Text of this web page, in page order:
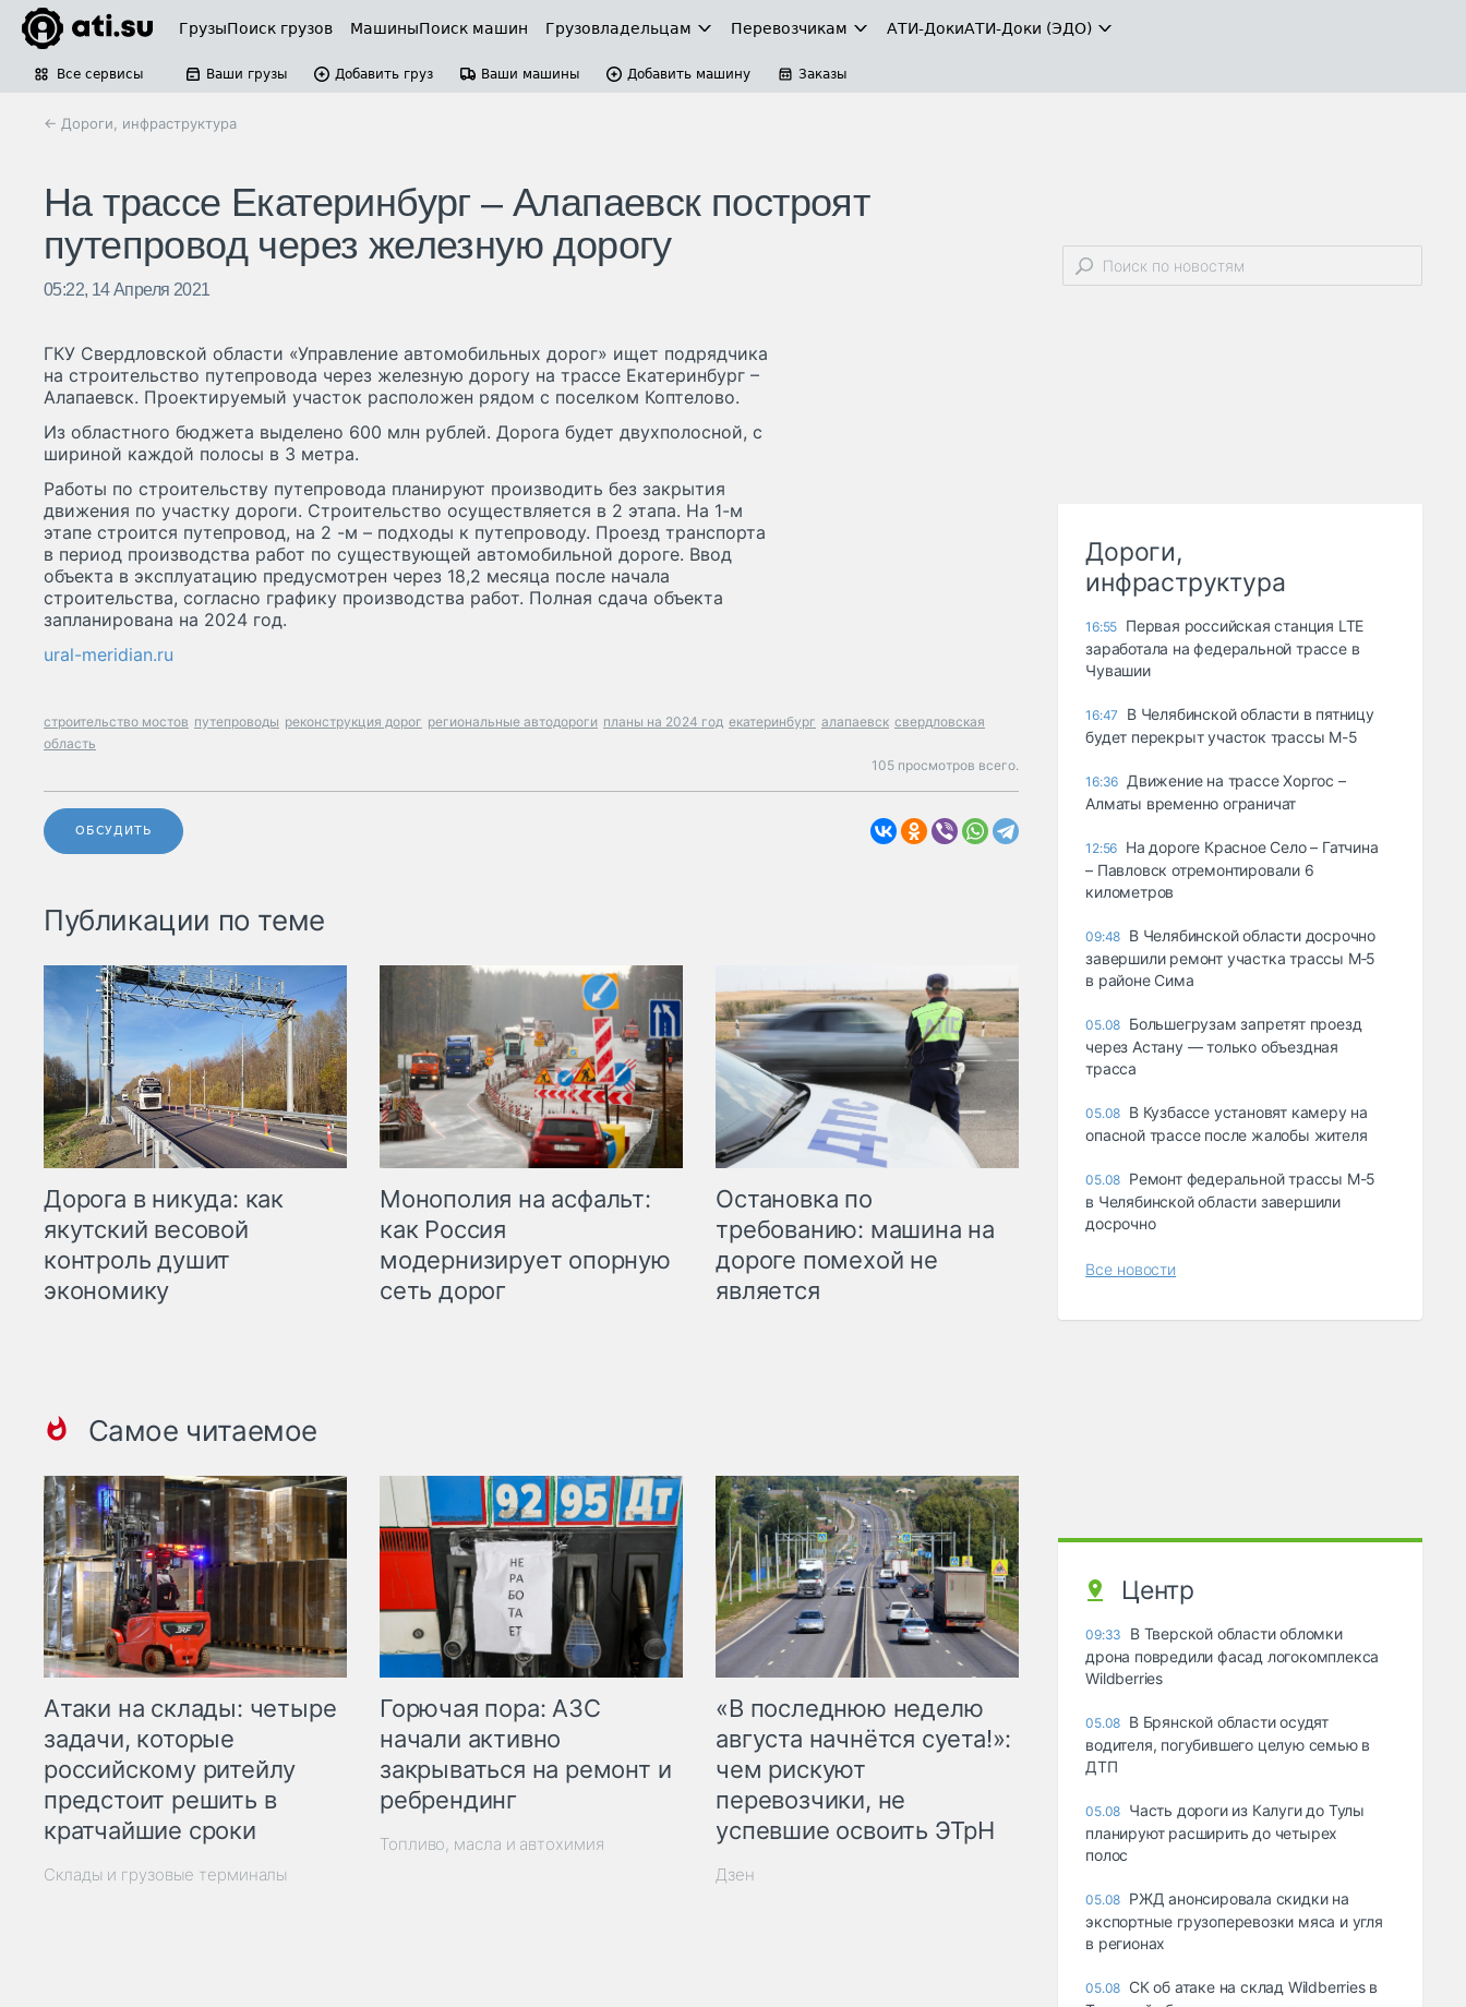
ГрузыПоиск грузов МашиныПоиск машин Грузовладельцам Перевозчикам АТИ-ДокиАТИ-Доки (ЭДО)
Все сервисы Ваши грузы Добавить груз Ваши машины Добавить машину Заказы
← Дороги, инфраструктура
На трассе Екатеринбург – Алапаевск построят
путепровод через железную дорогу
05:22, 14 Апреля 2021
ГКУ Свердловской области «Управление автомобильных дорог» ищет подрядчика
на строительство путепровода через железную дорогу на трассе Екатеринбург –
Алапаевск. Проектируемый участок расположен рядом с поселком Коптелово.
Из областного бюджета выделено 600 млн рублей. Дорога будет двухполосной, с
шириной каждой полосы в 3 метра.
Работы по строительству путепровода планируют производить без закрытия
движения по участку дороги. Строительство осуществляется в 2 этапа. На 1-м
этапе строится путепровод, на 2 -м – подходы к путепроводу. Проезд транспорта
в период производства работ по существующей автомобильной дороге. Ввод
объекта в эксплуатацию предусмотрен через 18,2 месяца после начала
строительства, согласно графику производства работ. Полная сдача объекта
запланирована на 2024 год.
ural-meridian.ru
строительство мостов путепроводы реконструкция дорог региональные автодороги планы на 2024 год екатеринбург алапаевск свердловская
область
105 просмотров всего.
ОБСУДИТЬ
Публикации по теме
Дорога в никуда: как
якутский весовой
контроль душит
экономику
Монополия на асфальт:
как Россия
модернизирует опорную
сеть дорог
Остановка по
требованию: машина на
дороге помехой не
является
Самое читаемое
Атаки на склады: четыре
задачи, которые
российскому ритейлу
предстоит решить в
кратчайшие сроки
Склады и грузовые терминалы
Горючая пора: АЗС
начали активно
закрываться на ремонт и
ребрендинг
Топливо, масла и автохимия
«В последнюю неделю
августа начнётся суета!»:
чем рискуют
перевозчики, не
успевшие освоить ЭТрН
Дзен
Дороги,
инфраструктура
16:55 Первая российская станция LTE
заработала на федеральной трассе в
Чувашии
16:47
В Челябинской области в пятницу
будет перекрыт участок трассы М-5
16:36 Движение на трассе Хоргос –
Алматы временно ограничат
12:56 На дороге Красное Село – Гатчина
– Павловск отремонтировали 6
километров
09:48 В Челябинской области досрочно
завершили ремонт участка трассы М‑5
в районе Сима
05.08 Большегрузам запретят проезд
через Астану — только объездная
трасса
05.08 В Кузбассе установят камеру на
опасной трассе после жалобы жителя
05.08 Ремонт федеральной трассы М-5
в Челябинской области завершили
досрочно
Все новости
Центр
09:33
В Тверской области обломки
дрона повредили фасад логокомплекса
Wildberries
05.08 В Брянской области осудят
водителя, погубившего целую семью в
ДТП
05.08 Часть дороги из Калуги до Тулы
планируют расширить до четырех
полос
05.08 РЖД анонсировала скидки на
экспортные грузоперевозки мяса и угля
в регионах
05.08 СК об атаке на склад Wildberries в